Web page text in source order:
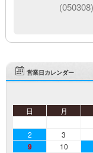
(050308)
営業日カレンダー
日 月
2
3
9 10